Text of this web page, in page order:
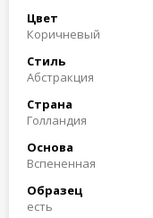
Цвет
Коричневый
Стиль
Абстракция
Страна
Голландия
Основа
Вспененная
Образец
есть